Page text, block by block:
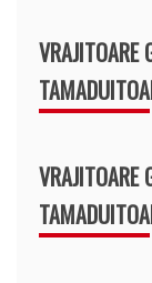
VRAJITOARE
VRAJITOARE